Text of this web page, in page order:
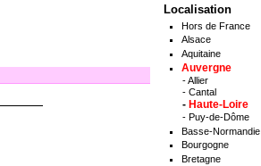
Localisation
Hors de France
Alsace
Aquitaine
Auvergne
-Allier
- Cantal
- Haute-Loire
- Puy-de-Dôme
Basse-Normandie
Bourgogne
Bretagne